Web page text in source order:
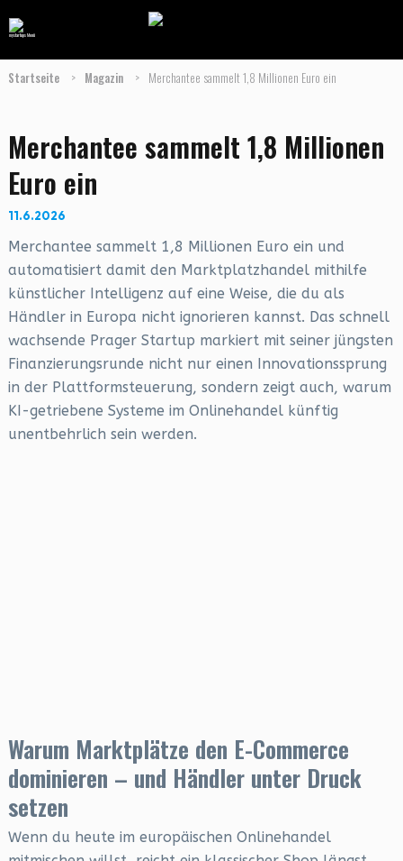
Startseite > Magazin > Merchantee sammelt 1,8 Millionen Euro ein
Merchantee sammelt 1,8 Millionen
Euro ein
11.6.2026
Merchantee sammelt 1,8 Millionen Euro ein und
automatisiert damit den Marktplatzhandel mithilfe
künstlicher Intelligenz auf eine Weise, die du als
Händler in Europa nicht ignorieren kannst. Das schnell
wachsende Prager Startup markiert mit seiner jüngsten
Finanzierungsrunde nicht nur einen Innovationssprung
in der Plattformsteuerung, sondern zeigt auch, warum
KI-getriebene Systeme im Onlinehandel künftig
unentbehrlich sein werden.
Warum Marktplätze den E-Commerce
dominieren – und Händler unter Druck
setzen
Wenn du heute im europäischen Onlinehandel